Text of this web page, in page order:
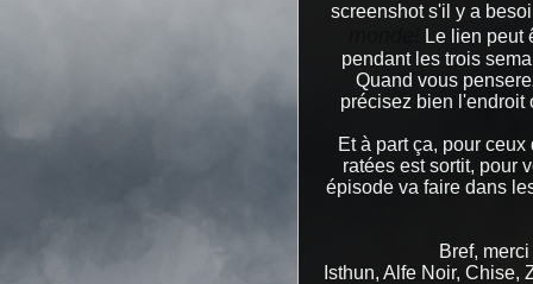
screenshot s'il y a
Le lien peut
pendant les trois
Quand vous
précisez bien l'endroit
Et à part ça, pour
ratées est sortit, pour
épisode va faire dans
Bref,
Isthun, Alfe Noir,